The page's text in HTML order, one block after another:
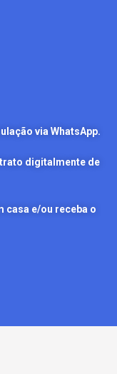
via WhatsApp.
digitalmente de
casa e/ou receba o